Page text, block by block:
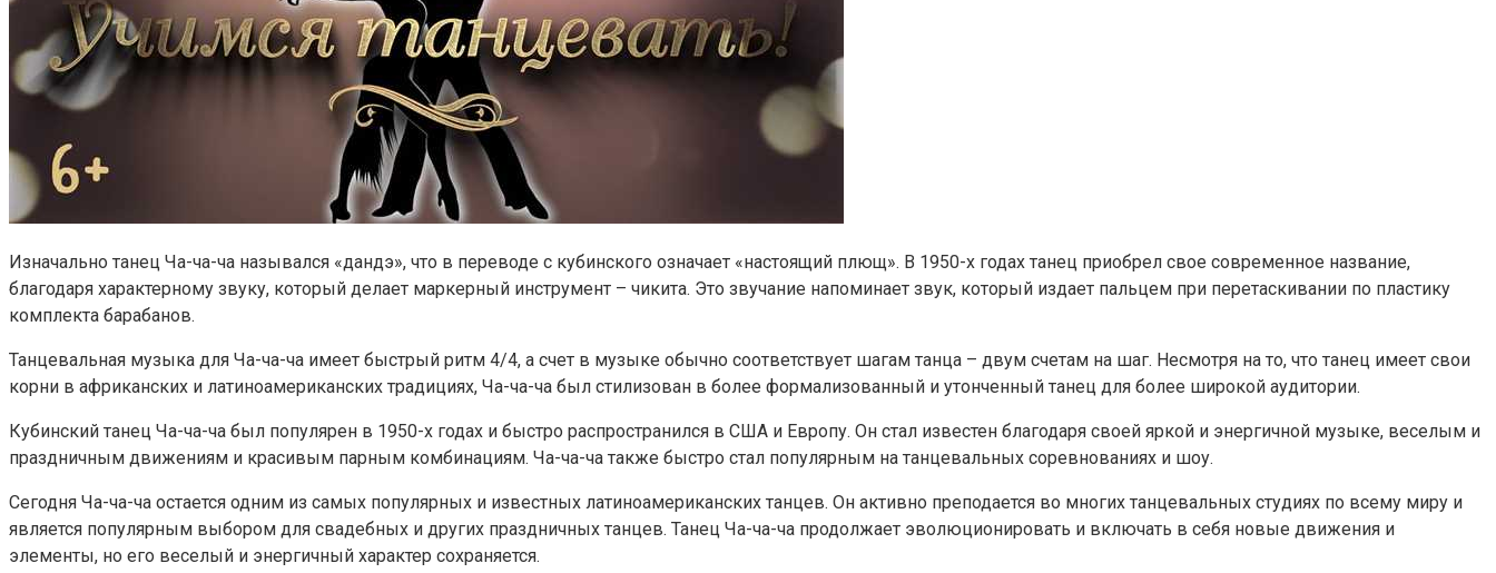
Изначально танец Ча-ча-ча назывался «дандэ», что в переводе с кубинского означает «настоящий плющ». В 1950-х годах танец приобрел свое современное название,
благодаря характерному звуку, который делает маркерный инструмент – чикита. Это звучание напоминает звук, который издает пальцем при перетаскивании по пластику
комплекта барабанов.
Танцевальная музыка для Ча-ча-ча имеет быстрый ритм 4/4, а счет в музыке обычно соответствует шагам танца – двум счетам на шаг. Несмотря на то, что танец имеет свои
корни в африканских и латиноамериканских традициях, Ча-ча-ча был стилизован в более формализованный и утонченный танец для более широкой аудитории.
Кубинский танец Ча-ча-ча был популярен в 1950-х годах и быстро распространился в США и Европу. Он стал известен благодаря своей яркой и энергичной музыке, веселым и
праздничным движениям и красивым парным комбинациям. Ча-ча-ча также быстро стал популярным на танцевальных соревнованиях и шоу.
Сегодня Ча-ча-ча остается одним из самых популярных и известных латиноамериканских танцев. Он активно преподается во многих танцевальных студиях по всему миру и
является популярным выбором для свадебных и других праздничных танцев. Танец Ча-ча-ча продолжает эволюционировать и включать в себя новые движения и
элементы, но его веселый и энергичный характер сохраняется.